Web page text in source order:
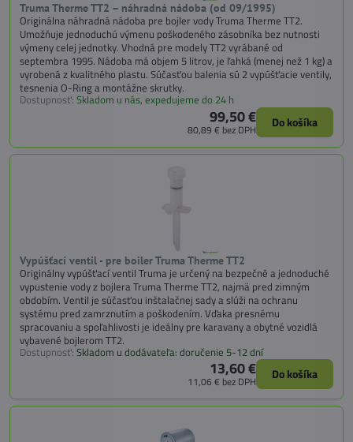
Truma Therme TT2 – náhradná nádoba (od 09/1995)
Originálna náhradná nádoba pre bojler vody Truma Therme TT2.
Umožňuje jednoduchú výmenu poškodeného zásobníka bez nutnosti
výmeny celej jednotky. Vhodná pre modely TT2 vyrábané od
septembra 1995. Nádoba má objem 5 litrov, je ľahká (menej než 1 kg) a
vyrobená z kvalitného plastu. Súčasťou balenia sú 2 vypúšťacie ventily,
tesnenia O-Ring a montážne skrutky.
Dostupnosť: Skladom u nás, expedujeme do 24 h
99,50 €
80,89 € bez DPH Do košíka
Vypúšťací ventil - pre boiler Truma Therme TT2
Originálny vypúšťací ventil Truma je určený na bezpečné a jednoduché
vypustenie vody z bojlera Truma Therme TT2, najmä pred zimným
obdobím. Ventil je súčasťou inštalačnej sady a slúži na ochranu
systému pred zamrznutím a poškodením. Vďaka presnému
spracovaniu a spoľahlivosti je ideálny pre karavany a obytné vozidlá
vybavené bojlerom TT2.
Dostupnosť: Skladom u dodávateľa: doručenie 5-12 dní
13,60 €
11,06 € bez DPH Do košíka